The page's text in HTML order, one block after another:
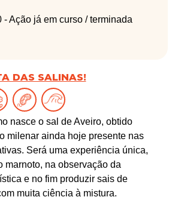
- Ação já em curso / terminada
DAS SALINAS!
nasce o sal de Aveiro, obtido
milenar ainda hoje presente nas
Será uma experiência única,
marnoto, na observação da
e no fim produzir sais de
muita ciência à mistura.